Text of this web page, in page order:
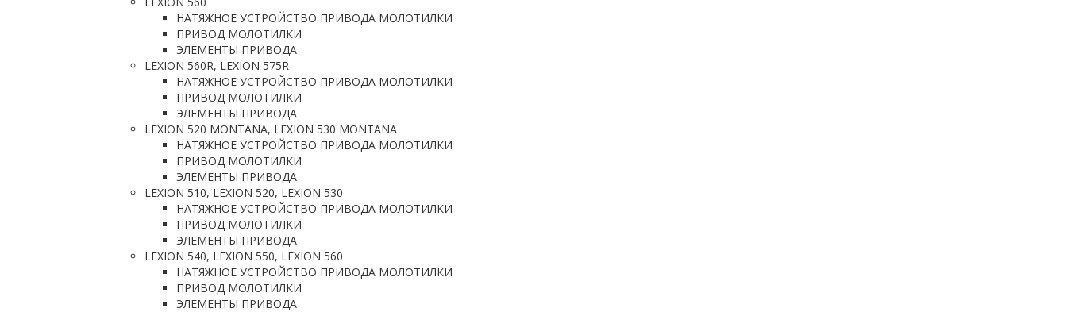
НАТЯЖНОЕ УСТРОЙСТВО ПРИВОДА МОЛОТИЛКИ
ПРИВОД МОЛОТИЛКИ
ЭЛЕМЕНТЫ ПРИВОДА
LEXION 560R, LEXION 575R
НАТЯЖНОЕ УСТРОЙСТВО ПРИВОДА МОЛОТИЛКИ
ПРИВОД МОЛОТИЛКИ
ЭЛЕМЕНТЫ ПРИВОДА
LEXION 520 MONTANA, LEXION 530 MONTANA
НАТЯЖНОЕ УСТРОЙСТВО ПРИВОДА МОЛОТИЛКИ
ПРИВОД МОЛОТИЛКИ
ЭЛЕМЕНТЫ ПРИВОДА
LEXION 510, LEXION 520, LEXION 530
НАТЯЖНОЕ УСТРОЙСТВО ПРИВОДА МОЛОТИЛКИ
ПРИВОД МОЛОТИЛКИ
ЭЛЕМЕНТЫ ПРИВОДА
LEXION 540, LEXION 550, LEXION 560
НАТЯЖНОЕ УСТРОЙСТВО ПРИВОДА МОЛОТИЛКИ
ПРИВОД МОЛОТИЛКИ
ЭЛЕМЕНТЫ ПРИВОДА